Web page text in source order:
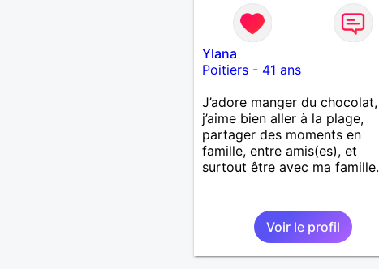
Ylana
Poitiers- 41 ans
J’adore manger du chocolat,
j’aime bien aller à la plage,
partager des moments en
famille, entre amis(es), et
surtout être avec ma famille.
Voir le profil